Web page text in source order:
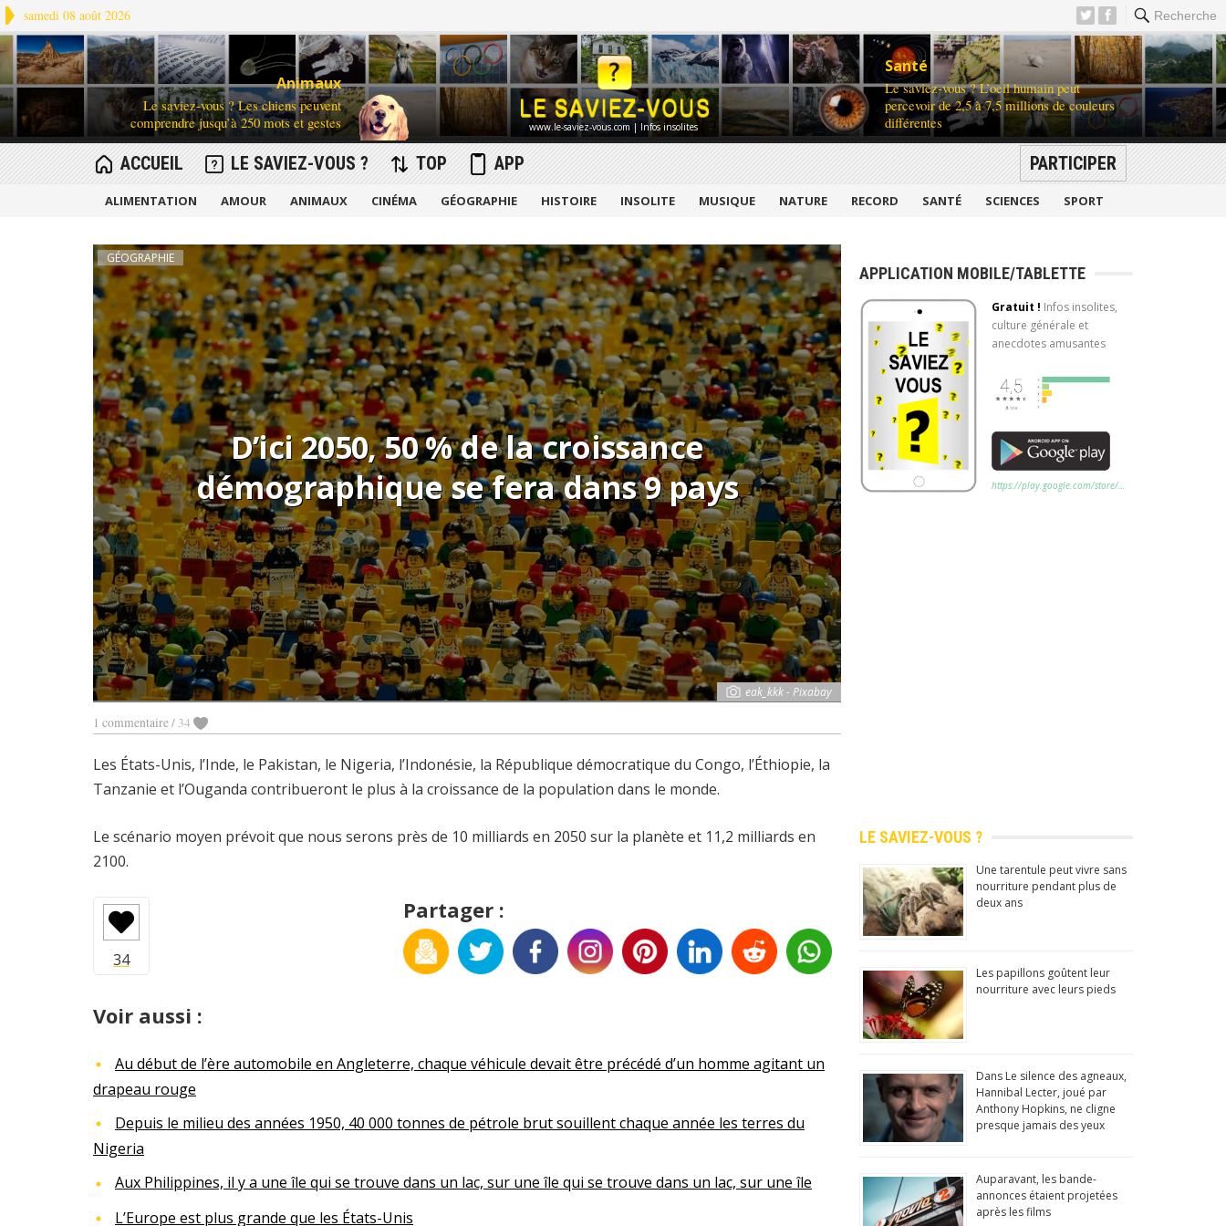
samedi 08 août 2026 Recherche
www.le-saviez-vous.com | Infos insolites
Animaux
Le saviez-vous ? Les chiens peuvent
comprendre jusqu’à 250 mots et gestes
Santé
Le saviez-vous ? L’oeil humain peut
percevoir de 2,5 à 7,5 millions de couleurs
différentes
ACCUEIL LE SAVIEZ-VOUS ? TOP APP PARTICIPER
ALIMENTATION AMOUR ANIMAUX CINÉMA GÉOGRAPHIE HISTOIRE INSOLITE MUSIQUE NATURE RECORD SANTÉ SCIENCES SPORT
GÉOGRAPHIE
D’ici 2050, 50 % de la croissance
démographique se fera dans 9 pays
eak_kkk - Pixabay
1 commentaire/ 34
Les États-Unis, l’Inde, le Pakistan, le Nigeria, l’Indonésie, la République démocratique du Congo, l’Éthiopie, la
Tanzanie et l’Ouganda contribueront le plus à la croissance de la population dans le monde.
Le scénario moyen prévoit que nous serons près de 10 milliards en 2050 sur la planète et 11,2 milliards en
2100.
Partager :
Voir aussi :
Au début de l’ère automobile en Angleterre, chaque véhicule devait être précédé d’un homme agitant un
drapeau rouge
Depuis le milieu des années 1950, 40 000 tonnes de pétrole brut souillent chaque année les terres du
Nigeria
Aux Philippines, il y a une île qui se trouve dans un lac, sur une île qui se trouve dans un lac, sur une île
L’Europe est plus grande que les États-Unis
APPLICATION MOBILE/TABLETTE
Gratuit ! Infos insolites,
culture générale et
anecdotes amusantes
https://play.google.com/store/…
LE SAVIEZ-VOUS ?
Une tarentule peut vivre sans
nourriture pendant plus de
deux ans
Les papillons goûtent leur
nourriture avec leurs pieds
Dans Le silence des agneaux,
Hannibal Lecter, joué par
Anthony Hopkins, ne cligne
presque jamais des yeux
Auparavant, les bande-
annonces étaient projetées
après les films